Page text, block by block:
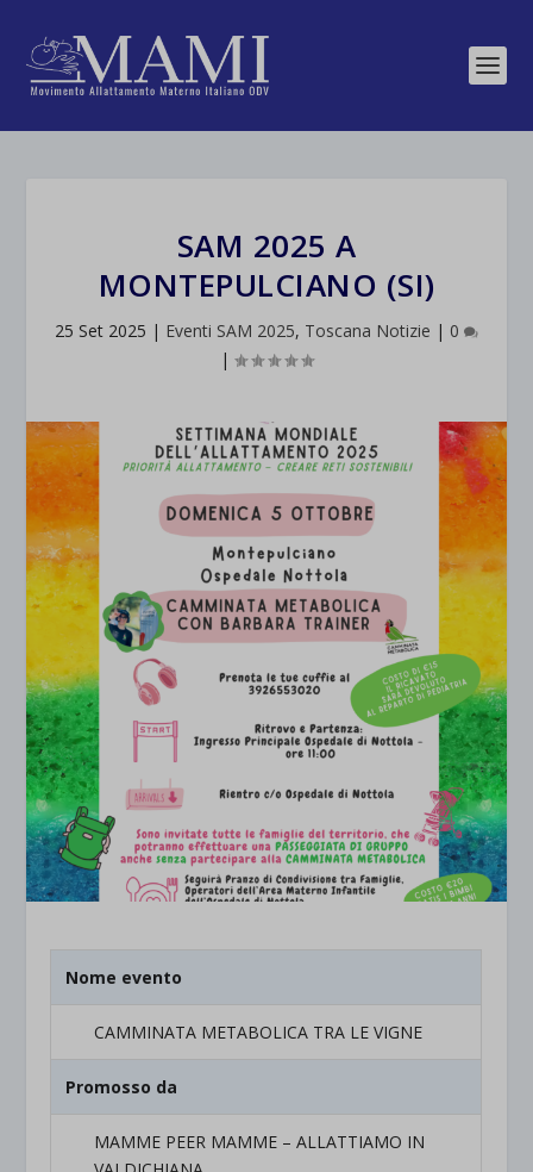
SAM 2025 A
MONTEPULCIANO (SI)
25 Set 2025 | Eventi SAM 2025, Toscana Notizie | 0
|
Nome evento
CAMMINATA METABOLICA TRA LE VIGNE
Promosso da
MAMME PEER MAMME – ALLATTIAMO IN